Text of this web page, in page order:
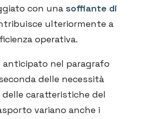
con una soffiante di
ulteriormente a
operativa.
anticipato nel paragrafo
delle necessità
delle caratteristiche del
variano anche i